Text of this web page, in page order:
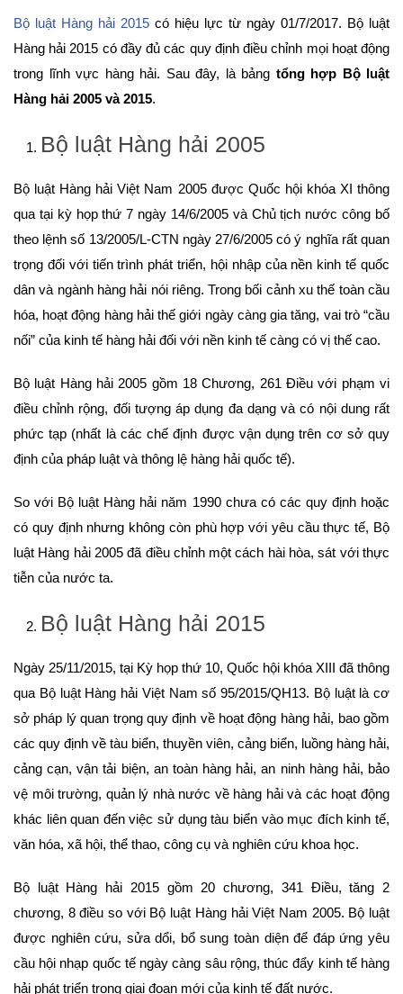
Bộ luật Hàng hải 2015 có hiệu lực từ ngày 01/7/2017. Bộ luật
Hàng hải 2015 có đầy đủ các quy định điều chỉnh mọi hoạt động
trong lĩnh vực hàng hải. Sau đây, là bảng tổng hợp Bộ luật
Hàng hải 2005 và 2015.
Bộ luật Hàng hải 2005
Bộ luật Hàng hải Việt Nam 2005 được Quốc hội khóa XI thông
qua tại kỳ họp thứ 7 ngày 14/6/2005 và Chủ tịch nước công bố
theo lệnh số 13/2005/L-CTN ngày 27/6/2005 có ý nghĩa rất quan
trọng đối với tiến trình phát triển, hội nhập của nền kinh tế quốc
dân và ngành hàng hải nói riêng. Trong bối cảnh xu thế toàn cầu
hóa, hoạt động hàng hải thế giới ngày càng gia tăng, vai trò “cầu
nối” của kinh tế hàng hải đối với nền kinh tế càng có vị thế cao.
Bộ luật Hàng hải 2005 gồm 18 Chương, 261 Điều với phạm vi
điều chỉnh rộng, đối tượng áp dụng đa dạng và có nội dung rất
phức tạp (nhất là các chế định được vận dụng trên cơ sở quy
định của pháp luật và thông lệ hàng hải quốc tế).
So với Bộ luật Hàng hải năm 1990 chưa có các quy định hoặc
có quy định nhưng không còn phù hợp với yêu cầu thực tế, Bộ
luật Hàng hải 2005 đã điều chỉnh một cách hài hòa, sát với thực
tiễn của nước ta.
Bộ luật Hàng hải 2015
Ngày 25/11/2015, tại Kỳ họp thứ 10, Quốc hội khóa XIII đã thông
qua Bộ luật Hàng hải Việt Nam số 95/2015/QH13. Bộ luật là cơ
sở pháp lý quan trọng quy định về hoạt động hàng hải, bao gồm
các quy định về tàu biển, thuyền viên, cảng biển, luồng hàng hải,
cảng cạn, vận tải biện, an toàn hàng hải, an ninh hàng hải, bảo
vệ môi trường, quản lý nhà nước về hàng hải và các hoạt động
khác liên quan đến việc sử dụng tàu biển vào mục đích kinh tế,
văn hóa, xã hội, thể thao, công cụ và nghiên cứu khoa học.
Bộ luật Hàng hải 2015 gồm 20 chương, 341 Điều, tăng 2
chương, 8 điều so với Bộ luật Hàng hải Việt Nam 2005. Bộ luật
được nghiên cứu, sửa dổi, bổ sung toàn diện để đáp ứng yêu
cầu hội nhạp quốc tế ngày càng sâu rộng, thúc đẩy kinh tế hàng
hải phát triển trong giai đoạn mới của kinh tế đất nước.